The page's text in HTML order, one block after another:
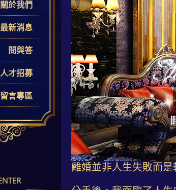
關於我們
最新消息
問與答
人才招募
留言專區
離婚並非人生失敗而